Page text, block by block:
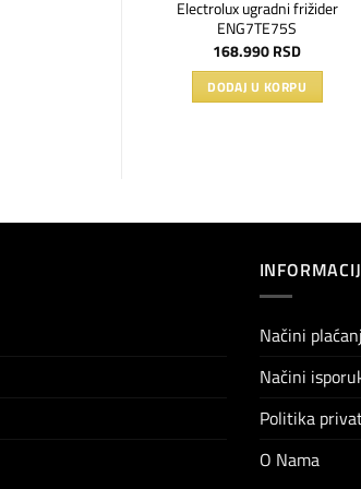
Electrolux ugradni frižider
ENG7TE75S
168.990RSD
DODAJ U KORPU
Načini
Načini
Politika
O Nama